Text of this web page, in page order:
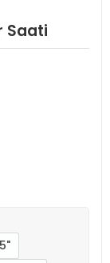
Saati